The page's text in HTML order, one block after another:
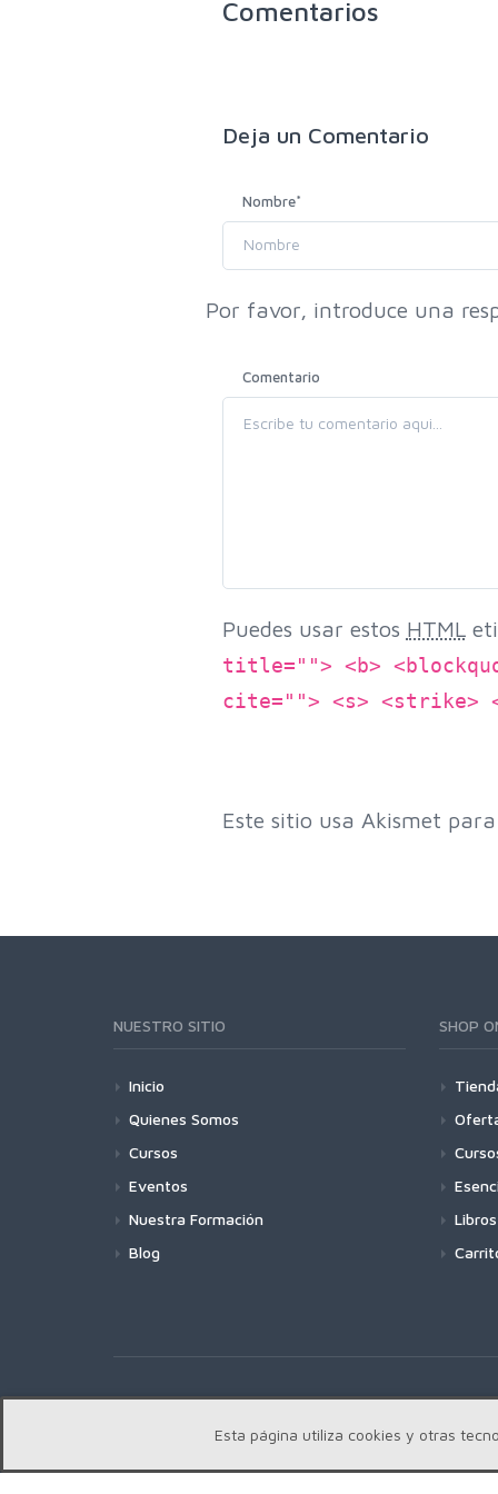
Comentarios
Deja un Comentario
Nombre*
Por favor, introduce una
Comentario
Puedes usar estos HTML
title=""> <b>
cite=""> <s> <strike>
Este sitio usa Akismet
NUESTRO SITIO
Inicio
Quienes Somos
Cursos
Eventos
Nuestra Formación
Blog
SHOP
Libros
Copyright | Centro Edward Bach © 2018
Esta página utiliza cookies y otras